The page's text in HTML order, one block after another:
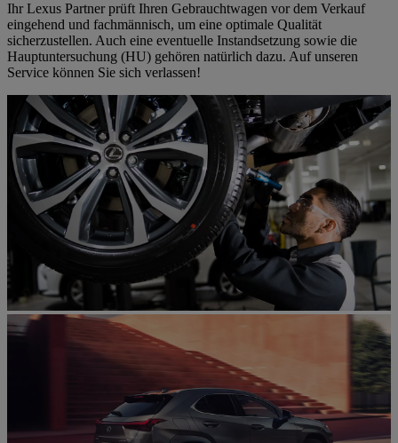
Ihr Lexus Partner prüft Ihren Gebrauchtwagen vor dem Verkauf
eingehend und fachmännisch, um eine optimale Qualität
sicherzustellen. Auch eine eventuelle Instandsetzung sowie die
Hauptuntersuchung (HU) gehören natürlich dazu. Auf unseren
Service können Sie sich verlassen!